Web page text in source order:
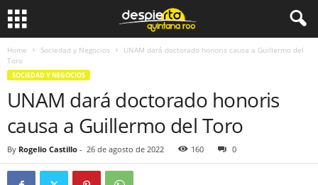
Home Sociedad y Negocios
UNAM dará doctorado honoris causa a Guillermo del
Toro
SOCIEDAD Y NEGOCIOS
UNAM dará doctorado honoris
causa a Guillermo del Toro
By Rogelio Castillo - 26 de agosto de 2022 160 0